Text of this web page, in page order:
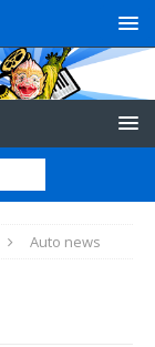
Auto news